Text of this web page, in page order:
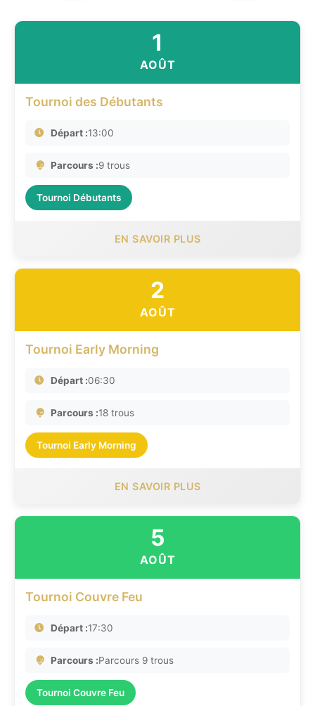
1
AOÛT
Tournoi des Débutants
Départ :13:00
Parcours :9 trous
Tournoi Débutants
EN SAVOIR PLUS
2
AOÛT
Tournoi Early Morning
Départ :06:30
Parcours :18 trous
Tournoi Early Morning
EN SAVOIR PLUS
5
AOÛT
Tournoi Couvre Feu
Départ :17:30
Parcours :Parcours 9 trous
Tournoi Couvre Feu